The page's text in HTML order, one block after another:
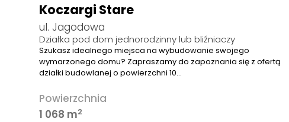
Koczargi Stare
ul. Jagodowa
Działka pod dom jednorodzinny lub bliźniaczy
Szukasz idealnego miejsca na wybudowanie swojego
wymarzonego domu? Zapraszamy do zapoznania się z ofertą
działki budowlanej o powierzchni 10…
Powierzchnia
1 068 m2